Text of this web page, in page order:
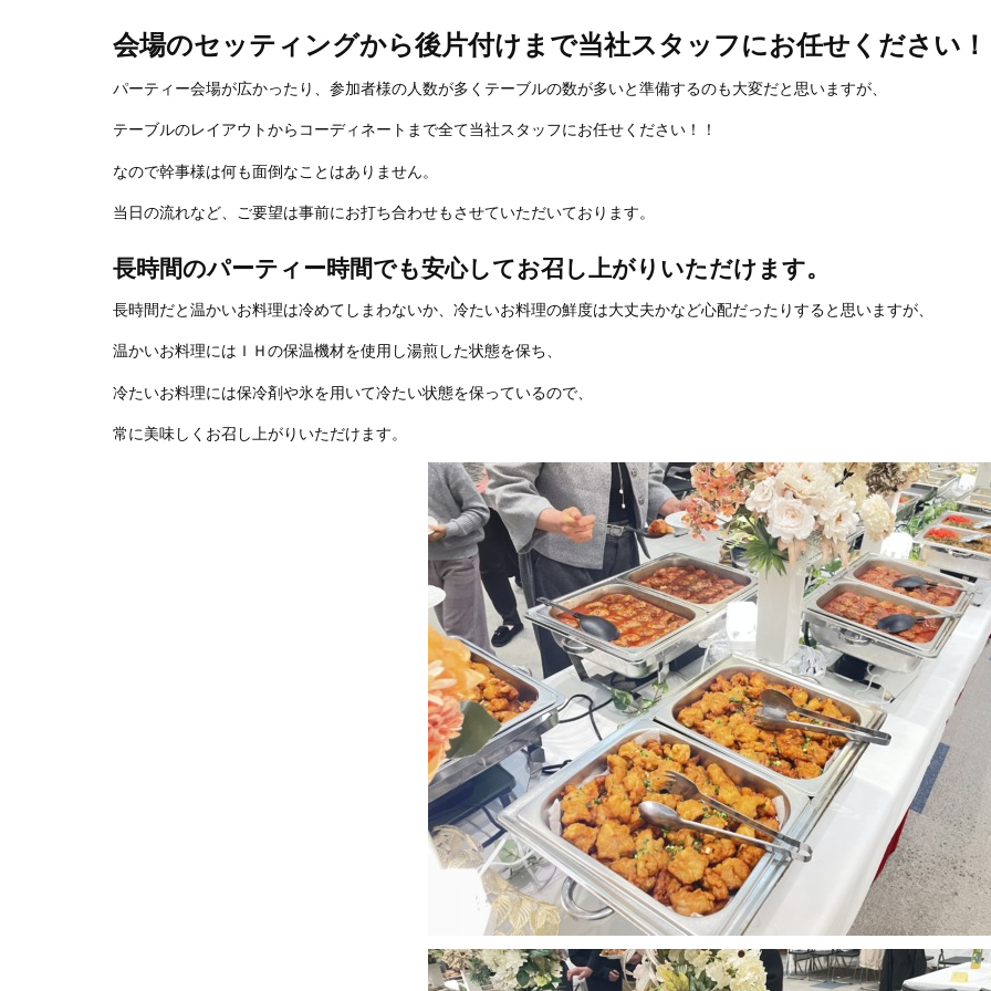
会場のセッティングから後片付けまで当社スタッフにお任せください
パーティー会場が広かったり、参加者様の人数が多くテーブルの数が多いと準備するのも大変だと思いますが、
テーブルのレイアウトからコーディネートまで全て当社スタッフにお任せください！！
なので幹事様は何も面倒なことはありません。
当日の流れなど、ご要望は事前にお打ち合わせもさせていただいております。
長時間のパーティー時間でも安心してお召し上がりいただけます。
長時間だと温かいお料理は冷めてしまわないか、冷たいお料理の鮮度は大丈夫かなど心配だったりすると思いますが、
温かいお料理にはＩＨの保温機材を使用し湯煎した状態を保ち、
冷たいお料理には保冷剤や氷を用いて冷たい状態を保っているので、
常に美味しくお召し上がりいただけます。